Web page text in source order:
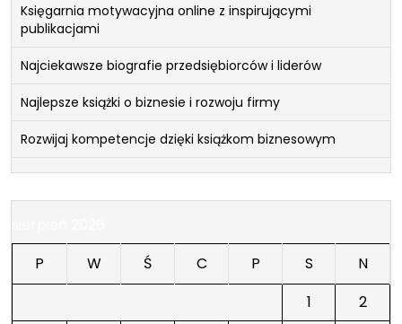
Księgarnia motywacyjna online z inspirującymi
publikacjami
Najciekawsze biografie przedsiębiorców i liderów
Najlepsze książki o biznesie i rozwoju firmy
Rozwijaj kompetencje dzięki książkom biznesowym
P
W Ś C P S
N
1
2